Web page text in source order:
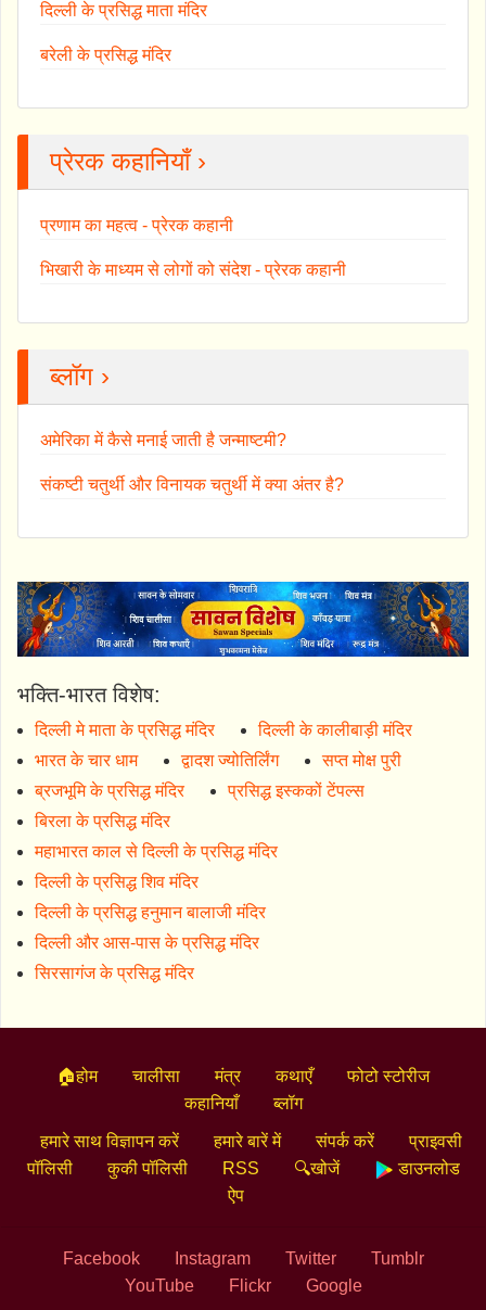
दिल्ली के प्रसिद्ध माता मंदिर
बरेली के प्रसिद्ध मंदिर
प्रेरक कहानियाँ ›
प्रणाम का महत्व - प्रेरक कहानी
भिखारी के माध्यम से लोगों को संदेश - प्रेरक कहानी
ब्लॉग ›
अमेरिका में कैसे मनाई जाती है जन्माष्टमी?
संकष्टी चतुर्थी और विनायक चतुर्थी में क्या अंतर है?
भक्ति-भारत विशेष:
दिल्ली मे माता के प्रसिद्ध मंदिर
दिल्ली के कालीबाड़ी मंदिर
भारत के चार धाम
द्वादश ज्योतिर्लिंग
सप्त मोक्ष पुरी
ब्रजभूमि के प्रसिद्ध मंदिर
प्रसिद्ध इस्ककों टेंपल्स
बिरला के प्रसिद्ध मंदिर
महाभारत काल से दिल्ली के प्रसिद्ध मंदिर
दिल्ली के प्रसिद्ध शिव मंदिर
दिल्ली के प्रसिद्ध हनुमान बालाजी मंदिर
दिल्ली और आस-पास के प्रसिद्ध मंदिर
सिरसागंज के प्रसिद्ध मंदिर
🏠होम चालीसा मंत्र कथाएँ
फोटो स्टोरीज
कहानियाँ
ब्लॉग
हमारे साथ विज्ञापन करें हमारे बारें में संपर्क करें
प्राइवसी
पॉलिसी
कुकी पॉलिसी RSS 🔍खोजें
डाउनलोड
ऐप
Facebook Instagram Twitter
Tumblr
YouTube
Flickr Google